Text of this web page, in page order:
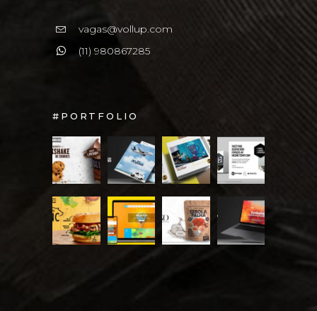
vagas@vollup.com
(11) 980867285
#PORTFOLIO